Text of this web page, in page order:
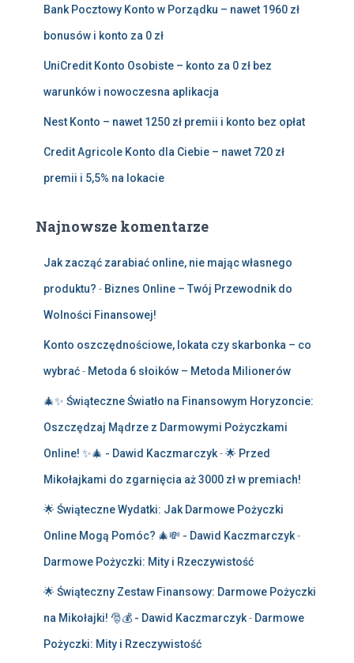
Bank Pocztowy Konto w Porządku – nawet 1960 zł
bonusów i konto za 0 zł
UniCredit Konto Osobiste – konto za 0 zł bez
warunków i nowoczesna aplikacja
Nest Konto – nawet 1250 zł premii i konto bez opłat
Credit Agricole Konto dla Ciebie – nawet 720 zł
premii i 5,5% na lokacie
Najnowsze komentarze
Jak zacząć zarabiać online, nie mając własnego
produktu? - Biznes Online – Twój Przewodnik do
Wolności Finansowej!
Konto oszczędnościowe, lokata czy skarbonka – co
wybrać- Metoda 6 słoików – Metoda Milionerów
🎄✨ Świąteczne Światło na Finansowym Horyzoncie:
Oszczędzaj Mądrze z Darmowymi Pożyczkami
Online! ✨🎄 - Dawid Kaczmarczyk-🌟 Przed
Mikołajkami do zgarnięcia aż 3000 zł w premiach!
🌟 Świąteczne Wydatki: Jak Darmowe Pożyczki
Online Mogą Pomóc? 🎄💸 - Dawid Kaczmarczyk-
Darmowe Pożyczki: Mity i Rzeczywistość
🌟 Świąteczny Zestaw Finansowy: Darmowe Pożyczki
na Mikołajki! 🎅💰 - Dawid Kaczmarczyk- Darmowe
Pożyczki: Mity i Rzeczywistość